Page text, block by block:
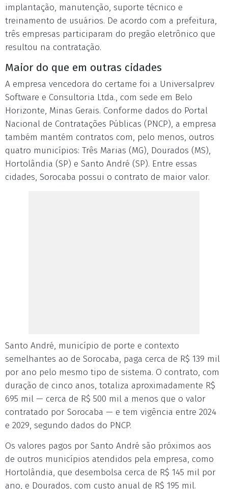
implantação, manutenção, suporte técnico e
treinamento de usuários. De acordo com a prefeitura,
três empresas participaram do pregão eletrônico que
resultou na contratação.
Maior do que em outras cidades
A empresa vencedora do certame foi a Universalprev
Software e Consultoria Ltda., com sede em Belo
Horizonte, Minas Gerais. Conforme dados do Portal
Nacional de Contratações Públicas (PNCP), a empresa
também mantém contratos com, pelo menos, outros
quatro municípios: Três Marias (MG), Dourados (MS),
Hortolândia (SP) e Santo André (SP). Entre essas
cidades, Sorocaba possui o contrato de maior valor.
Santo André, município de porte e contexto
semelhantes ao de Sorocaba, paga cerca de R$ 139 mil
por ano pelo mesmo tipo de sistema. O contrato, com
duração de cinco anos, totaliza aproximadamente R$
695 mil — cerca de R$ 500 mil a menos que o valor
contratado por Sorocaba — e tem vigência entre 2024
e 2029, segundo dados do PNCP.
Os valores pagos por Santo André são próximos aos
de outros municípios atendidos pela empresa, como
Hortolândia, que desembolsa cerca de R$ 145 mil por
ano, e Dourados, com custo anual de R$ 195 mil.